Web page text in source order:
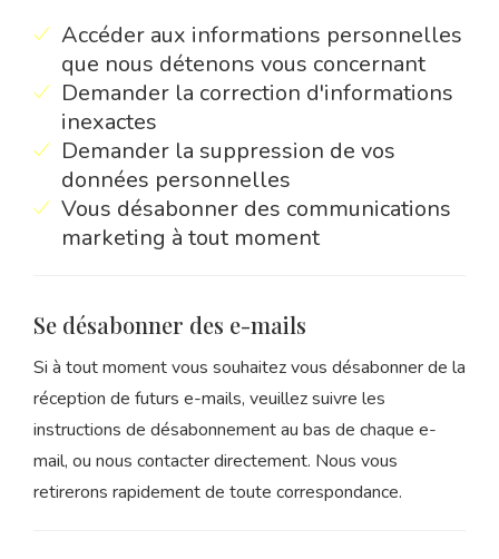
Accéder aux informations personnelles
que nous détenons vous concernant
Demander la correction d'informations
inexactes
Demander la suppression de vos
données personnelles
Vous désabonner des communications
marketing à tout moment
Se désabonner des e-mails
Si à tout moment vous souhaitez vous désabonner de la
réception de futurs e-mails, veuillez suivre les
instructions de désabonnement au bas de chaque e-
mail, ou nous contacter directement. Nous vous
retirerons rapidement de toute correspondance.